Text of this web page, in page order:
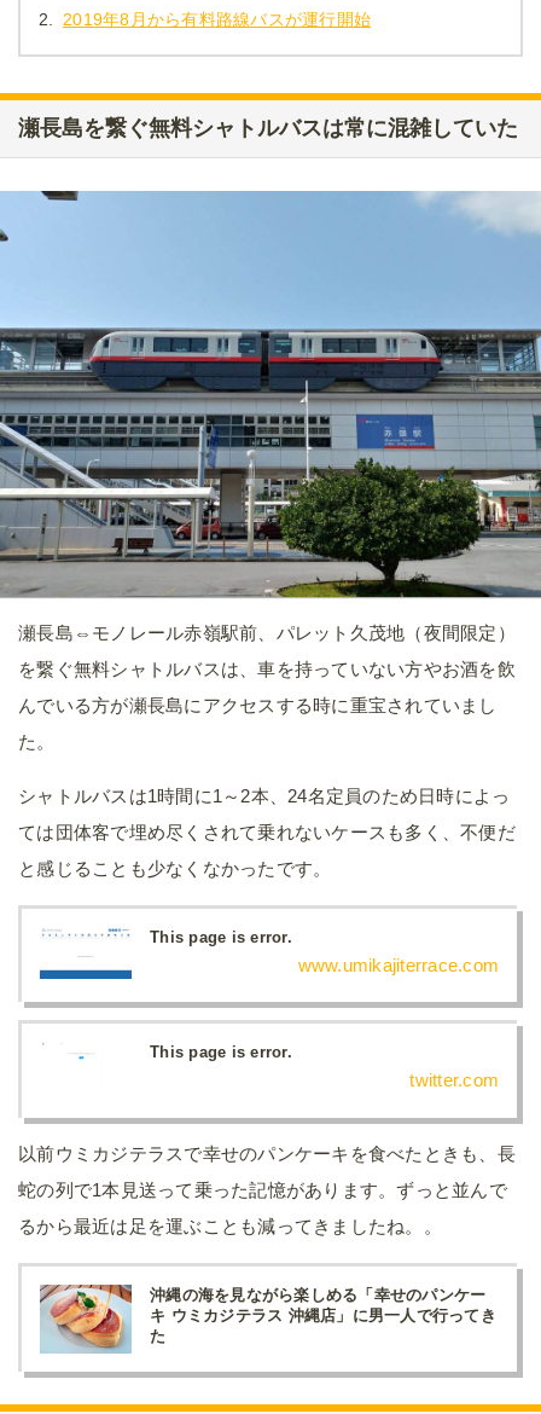
2. 2019年8月から有料路線バスが運行開始
瀬長島を繋ぐ無料シャトルバスは常に混雑していた
瀬長島⇔モノレール赤嶺駅前、パレット久茂地（夜間限定）
を繋ぐ無料シャトルバスは、車を持っていない方やお酒を飲
んでいる方が瀬長島にアクセスする時に重宝されていまし
た。
シャトルバスは1時間に1～2本、24名定員のため日時によっ
ては団体客で埋め尽くされて乗れないケースも多く、不便だ
と感じることも少なくなかったです。
This page is error.
www.umikajiterrace.com
This page is error.
twitter.com
以前ウミカジテラスで幸せのパンケーキを食べたときも、長
蛇の列で1本見送って乗った記憶があります。ずっと並んで
るから最近は足を運ぶことも減ってきましたね。。
沖縄の海を見ながら楽しめる「幸せのパンケー
キ ウミカジテラス 沖縄店」に男一人で行ってき
た